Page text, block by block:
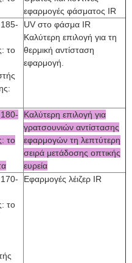
εφαρμογές φάσματος IR
το
UV στο φάσμα IR
Καλύτερη επιλογή για τη
θερμική αντίσταση
εφαρμογή.
το
Καλύτερη επιλογή για
γρατσουνιών αντίστασης
εφαρμογών τη λεπτύτερη
σειρά μετάδοσης οπτικής
ευρεία
το
Εφαρμογές λέιζερ IR